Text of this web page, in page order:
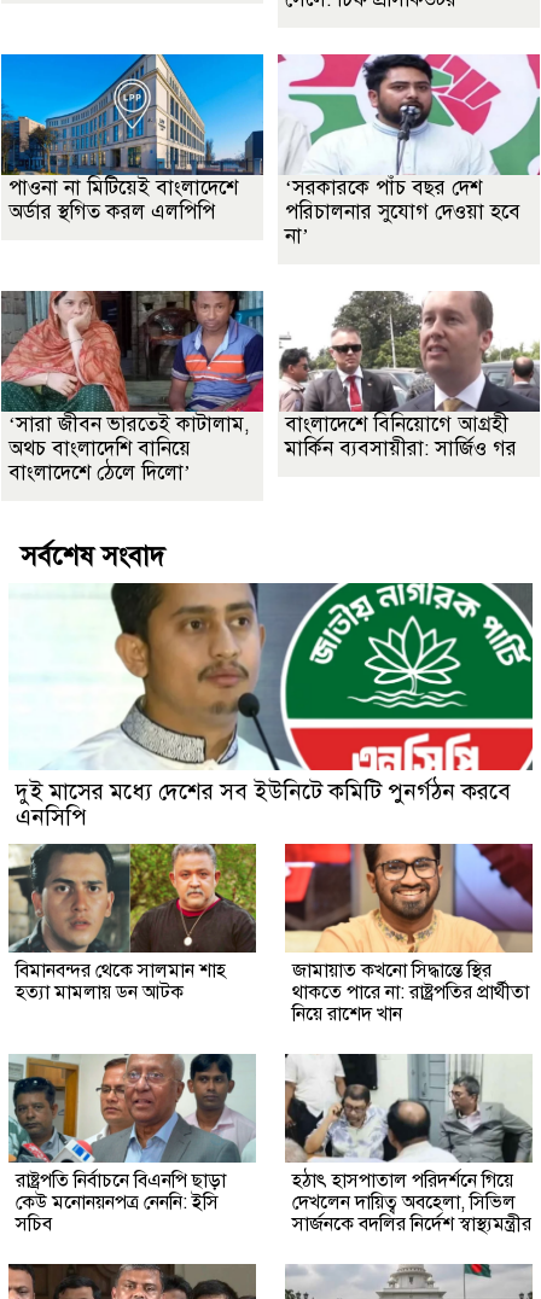
পাওনা না মিটিয়েই বাংলাদেশে
অর্ডার স্থগিত করল এলপিপি
‘সরকারকে পাঁচ বছর দেশ
পরিচালনার সুযোগ দেওয়া হবে
না’
‘সারা জীবন ভারতেই কাটালাম,
অথচ বাংলাদেশি বানিয়ে
বাংলাদেশে ঠেলে দিলো’
বাংলাদেশে বিনিয়োগে আগ্রহী
মার্কিন ব্যবসায়ীরা: সার্জিও গর
সর্বশেষ সংবাদ
দুই মাসের মধ্যে দেশের সব ইউনিটে কমিটি পুনর্গঠন করবে
এনসিপি
বিমানবন্দর থেকে সালমান শাহ
হত্যা মামলায় ডন আটক
জামায়াত কখনো সিদ্ধান্তে স্থির
থাকতে পারে না: রাষ্ট্রপতির প্রার্থীতা
নিয়ে রাশেদ খান
রাষ্ট্রপতি নির্বাচনে বিএনপি ছাড়া
কেউ মনোনয়নপত্র নেননি: ইসি
সচিব
হঠাৎ হাসপাতাল পরিদর্শনে গিয়ে
দেখলেন দায়িত্ব অবহেলা, সিভিল
সার্জনকে বদলির নির্দেশ স্বাস্থ্যমন্ত্রীর